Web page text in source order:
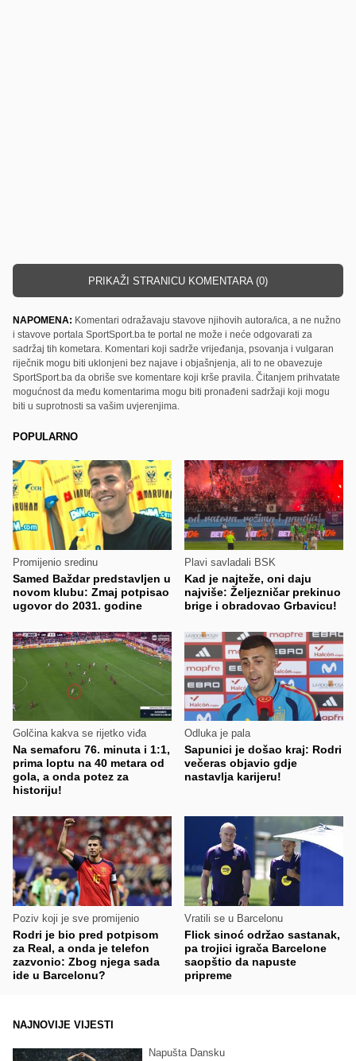
PRIKAŽI STRANICU KOMENTARA (0)
NAPOMENA: Komentari odražavaju stavove njihovih autora/ica, a ne nužno
i stavove portala SportSport.ba te portal ne može i neće odgovarati za
sadržaj tih kometara. Komentari koji sadrže vrijeđanja, psovanja i vulgaran
riječnik mogu biti uklonjeni bez najave i objašnjenja, ali to ne obavezuje
SportSport.ba da obriše sve komentare koji krše pravila. Čitanjem prihvatate
mogućnost da među komentarima mogu biti pronađeni sadržaji koji mogu
biti u suprotnosti sa vašim uvjerenjima.
POPULARNO
Promijenio sredinu
Samed Baždar predstavljen u
novom klubu: Zmaj potpisao
ugovor do 2031. godine
Plavi savladali BSK
Kad je najteže, oni daju
najviše: Željezničar prekinuo
brige i obradovao Grbavicu!
Golčina kakva se rijetko viđa
Na semaforu 76. minuta i 1:1,
prima loptu na 40 metara od
gola, a onda potez za
historiju!
Odluka je pala
Sapunici je došao kraj: Rodri
večeras objavio gdje
nastavlja karijeru!
Poziv koji je sve promijenio
Rodri je bio pred potpisom
za Real, a onda je telefon
zazvonio: Zbog njega sada
ide u Barcelonu?
Vratili se u Barcelonu
Flick sinoć održao sastanak,
pa trojici igrača Barcelone
saopštio da napuste
pripreme
NAJNOVIJE VIJESTI
Napušta Dansku